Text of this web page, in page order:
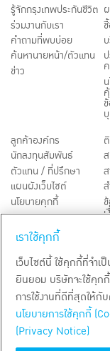
รู้จักกรุงเทพประกันชีวิต
ร่วมงานกับเรา
คำถามที่พบบ่อย
ค้นหานายหน้า/ตัวแทน
ข่าว
ลูกค้าองค์กร
นักลงทุนสัมพันธ์
ตัวแทน / ที่ปรึกษา
แผนผังเว็บไซต์
นโยบายคุกกี้
Third-Party Notices
TH EN
สงวนลิขสิทธิ์ พ.ศ.
เราใช้คุกกี้
เว็บไซต์นี้ ใช้คุกกี้ที่จำ
ยินยอม บริษัทจะใช้คุ
การใช้งานที่ดีที่สุดให้
นโยบายการใช้คุกกี้
(Privacy Notice)